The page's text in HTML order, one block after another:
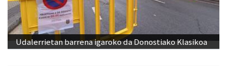
Udalerrietan barrena igaroko da Donostiako Klasikoa